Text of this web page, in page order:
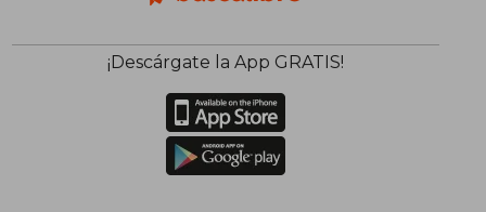
¡Descárgate la App GRATIS!